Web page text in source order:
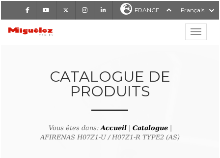
FacebookYoutube InstagramLinkedIn FRANCE Français
Miguélez Cables
CATALOGUE DE
PRODUITS
Vous êtes dans:Accueil| Catalogue|
AFIRENAS H07Z1-U / H07Z1-R TYPE2 (AS)